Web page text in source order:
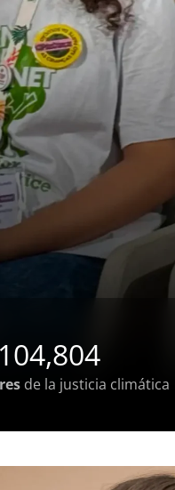
104,804
de la justicia climática